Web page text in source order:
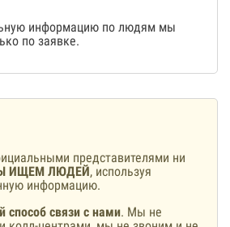
информацию по людям мы
по заявке.
представителями ни
ИЩЕМ ЛЮДЕЙ, используя
информацию.
способ связи с нами. Мы не